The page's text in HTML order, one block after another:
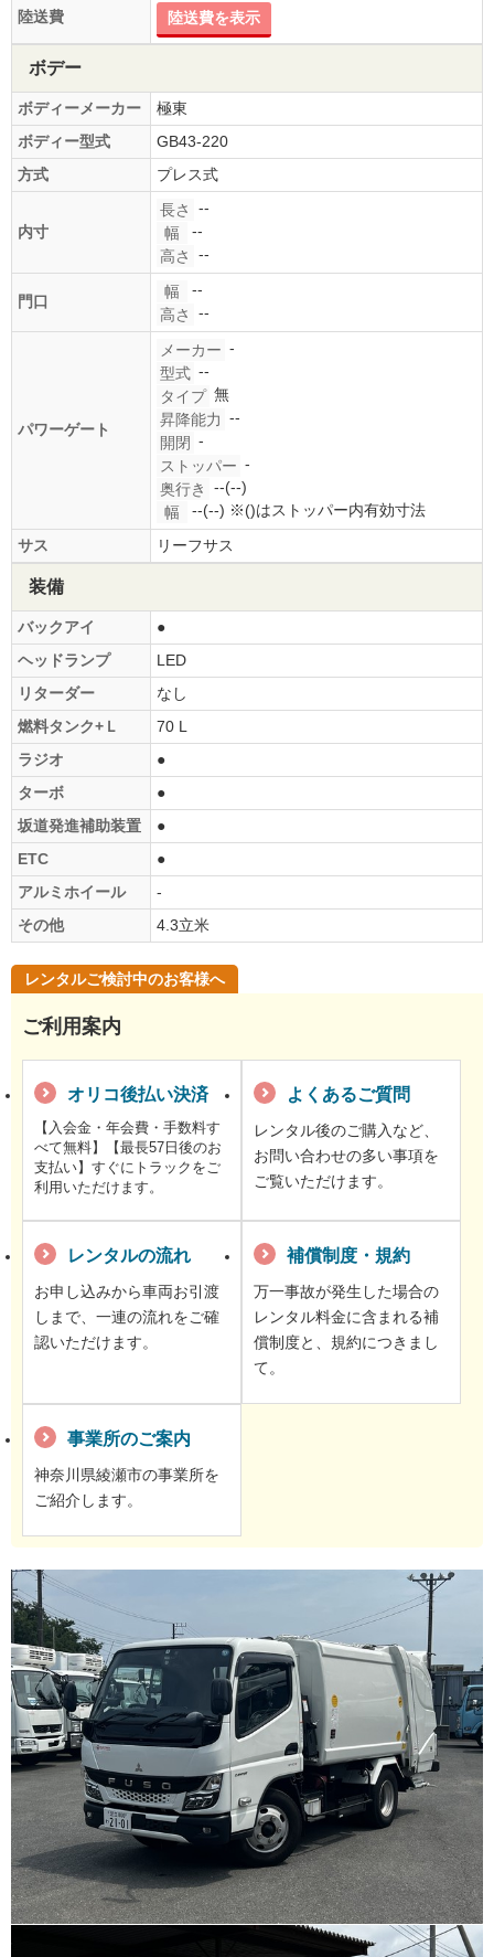
陸送費 陸送費を表示
ボデー
ボディーメーカー
極東
ボディー型式
GB43-220
方式
プレス式
内寸
長さ
--
幅
--
高さ
--
門口
幅
--
高さ
--
パワーゲート
メーカー -
型式 --
タイプ 無
昇降能力 --
開閉 -
ストッパー -
奥行き
--(--)
幅
--(--) ※()はストッパー内有効寸法
サス
リーフサス
装備
バックアイ
●
ヘッドランプ
LED
リターダー
なし
燃料タンク+Ｌ
70 L
ラジオ
●
ターボ
●
坂道発進補助装置
●
ETC
●
アルミホイール
-
その他
4.3立米
レンタルご検討中のお客様へ
ご利用案内
オリコ後払い決済
【入会金・年会費・手数料す
べて無料】【最長57日後のお
支払い】すぐにトラックをご
利用いただけます。
よくあるご質問
レンタル後のご購入など、
お問い合わせの多い事項を
ご覧いただけます。
レンタルの流れ
お申し込みから車両お引渡
しまで、一連の流れをご確
認いただけます。
補償制度・規約
万一事故が発生した場合の
レンタル料金に含まれる補
償制度と、規約につきまし
て。
事業所のご案内
神奈川県綾瀬市の事業所を
ご紹介します。